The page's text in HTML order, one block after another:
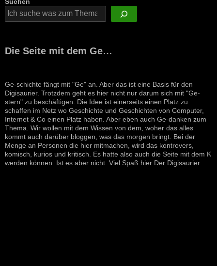
Die Seite mit dem Ge…
Ge-schichte fängt mit "Ge" an. Aber das ist eine Basis für den
Digisaurier. Trotzdem geht es hier nicht nur darum sich mit "Ge-
stern" zu beschäftigen. Die Idee ist einerseits einen Platz zu
schaffen im Netz wo Geschichte und Geschichten von Computer,
Internet & Co einen Platz haben. Aber eben auch Ge-danken zum
Thema. Wir wollen mit dem Wissen von dem, woher das alles
kommt auch darüber bloggen, was das morgen bringt. Bei der
Menge an Personen die hier mitmachen, wird das kontrovers,
komisch, kurios und kritisch. Es hatte also auch die Seite mit dem K
werden können. Ist es aber nicht. Viel Spaß hier Der Digisaurier